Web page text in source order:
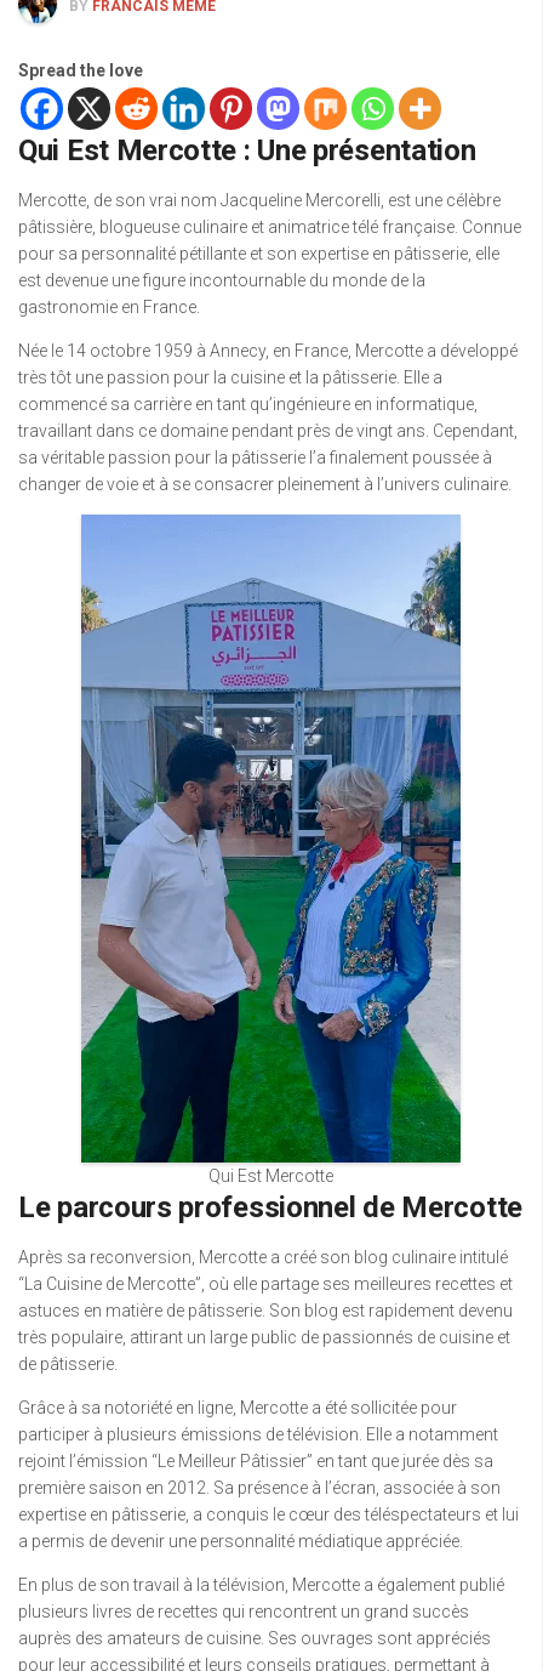
BY FRANCAIS MEME
Spread the love
Qui Est Mercotte : Une présentation
Mercotte, de son vrai nom Jacqueline Mercorelli, est une célèbre
pâtissière, blogueuse culinaire et animatrice télé française. Connue
pour sa personnalité pétillante et son expertise en pâtisserie, elle
est devenue une figure incontournable du monde de la
gastronomie en France.
Née le 14 octobre 1959 à Annecy, en France, Mercotte a développé
très tôt une passion pour la cuisine et la pâtisserie. Elle a
commencé sa carrière en tant qu’ingénieure en informatique,
travaillant dans ce domaine pendant près de vingt ans. Cependant,
sa véritable passion pour la pâtisserie l’a finalement poussée à
changer de voie et à se consacrer pleinement à l’univers culinaire.
Qui Est Mercotte
Le parcours professionnel de Mercotte
Après sa reconversion, Mercotte a créé son blog culinaire intitulé
“La Cuisine de Mercotte”, où elle partage ses meilleures recettes et
astuces en matière de pâtisserie. Son blog est rapidement devenu
très populaire, attirant un large public de passionnés de cuisine et
de pâtisserie.
Grâce à sa notoriété en ligne, Mercotte a été sollicitée pour
participer à plusieurs émissions de télévision. Elle a notamment
rejoint l’émission “Le Meilleur Pâtissier” en tant que jurée dès sa
première saison en 2012. Sa présence à l’écran, associée à son
expertise en pâtisserie, a conquis le cœur des téléspectateurs et lui
a permis de devenir une personnalité médiatique appréciée.
En plus de son travail à la télévision, Mercotte a également publié
plusieurs livres de recettes qui rencontrent un grand succès
auprès des amateurs de cuisine. Ses ouvrages sont appréciés
pour leur accessibilité et leurs conseils pratiques, permettant à